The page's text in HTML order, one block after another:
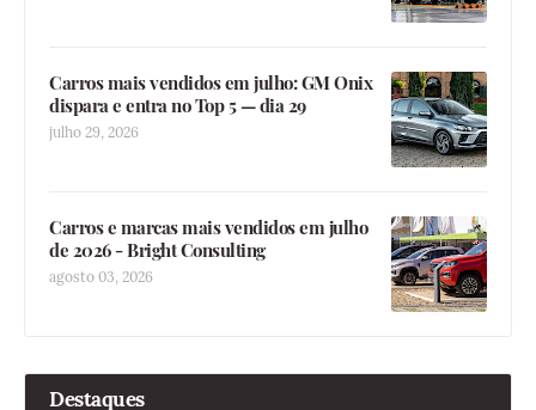
Carros mais vendidos em julho: GM Onix
dispara e entra no Top 5 — dia 29
julho 29, 2026
Carros e marcas mais vendidos em julho
de 2026 - Bright Consulting
agosto 03, 2026
Destaques